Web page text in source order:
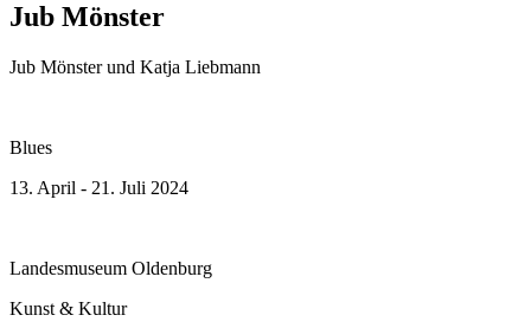
Jub Mönster
Jub Mönster und Katja Liebmann
Blues
13. April - 21. Juli 2024
Landesmuseum Oldenburg
Kunst & Kultur